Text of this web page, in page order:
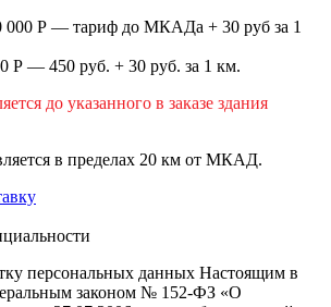
000 Р — тариф до МКАДа + 30 руб за 1
Р — 450 руб. + 30 руб. за 1 км.
до указанного в заказе здания
в пределах 20 км от МКАД.
персональных данных Настоящим в
законом № 152-ФЗ «О